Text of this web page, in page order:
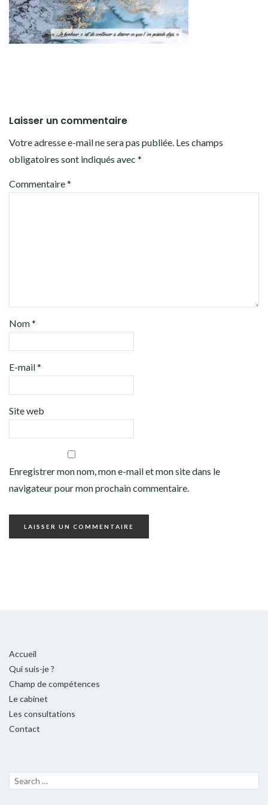
Laisser un commentaire
Votre adresse e-mail ne sera pas publiée. Les champs
obligatoires sont indiqués avec *
Commentaire*
Nom*
E-mail*
Site web
Enregistrer mon nom, mon e-mail et mon site dans le
navigateur pour mon prochain commentaire.
Accueil
Qui suis-je ?
Champ de compétences
Le cabinet
Les consultations
Contact
Recherche